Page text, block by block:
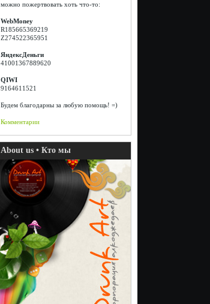
можно пожертвовать хоть что-то:
WebMoney
R185665369219
Z274522365951
ЯндексДеньги
41001367889620
QIWI
9164611521
Будем благодарны за любую помощь! =)
Комментарии
About us • Кто мы